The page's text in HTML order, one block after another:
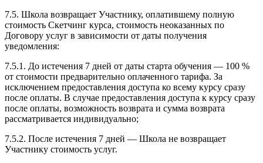
7.5. Школа возвращает Участнику, оплатившему полную
стоимость Скетчинг курса, стоимость неоказанных по
Договору услуг в зависимости от даты получения
уведомления:
7.5.1. До истечения 7 дней от даты старта обучения — 100 %
от стоимости предварительно оплаченного тарифа. За
исключением предоставления доступа ко всему курсу сразу
после оплаты. В случае предоставления доступа к курсу сразу
после оплаты, возможность возврата и сумма возврата
рассматривается индивидуально;
7.5.2. После истечения 7 дней — Школа не возвращает
Участнику стоимость услуг.